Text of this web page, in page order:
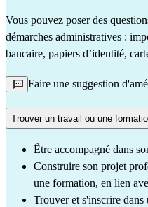
Vous pouvez poser des
démarches administratives :
bancaire, papiers d’identité,
Faire une suggestion
Trouver un travail ou une
Être accompagné dans
Construire son projet
une formation, en lien
Trouver et s'inscrire